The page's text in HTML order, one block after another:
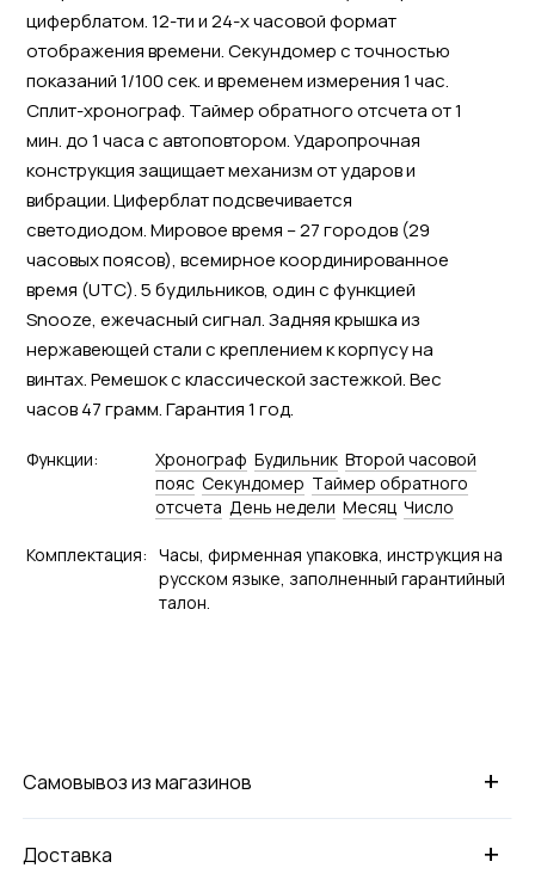
циферблатом. 12-ти и 24-х часовой формат
отображения времени. Секундомер с точностью
показаний 1/100 сек. и временем измерения 1 час.
Сплит-хронограф. Таймер обратного отсчета от 1
мин. до 1 часа с автоповтором. Ударопрочная
конструкция защищает механизм от ударов и
вибрации. Циферблат подсвечивается
светодиодом. Мировое время – 27 городов (29
часовых поясов), всемирное координированное
время (UTC). 5 будильников, один с функцией
Snooze, ежечасный сигнал. Задняя крышка из
нержавеющей стали с креплением к корпусу на
винтах. Ремешок с классической застежкой. Вес
часов 47 грамм. Гарантия 1 год.
Функции: Хронограф Будильник Второй часовой
пояс Секундомер Tаймер обратного
отсчета День недели Месяц Число
Комплектация: Часы, фирменная упаковка, инструкция на
русском языке, заполненный гарантийный
талон.
+
Самовывоз из магазинов
+
Доставка